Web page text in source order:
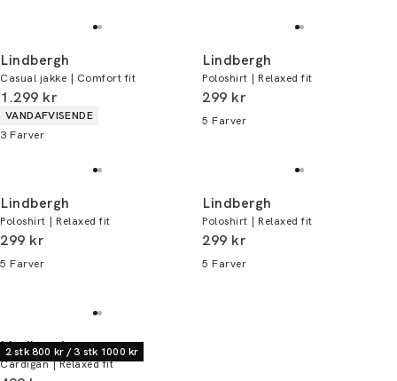
Lindbergh
Casual jakke | Comfort fit
I alt (inkl. rabat)
1.299 kr
Produkt egenskaber
VANDAFVISENDE
3 Farver
Lindbergh
Poloshirt | Relaxed fit
I alt (inkl. rabat)
299 kr
5 Farver
Lindbergh
Poloshirt | Relaxed fit
I alt (inkl. rabat)
299 kr
5 Farver
Lindbergh
Poloshirt | Relaxed fit
I alt (inkl. rabat)
299 kr
5 Farver
2 stk 800 kr / 3 stk 1000 kr
Lindbergh
Cardigan | Relaxed fit